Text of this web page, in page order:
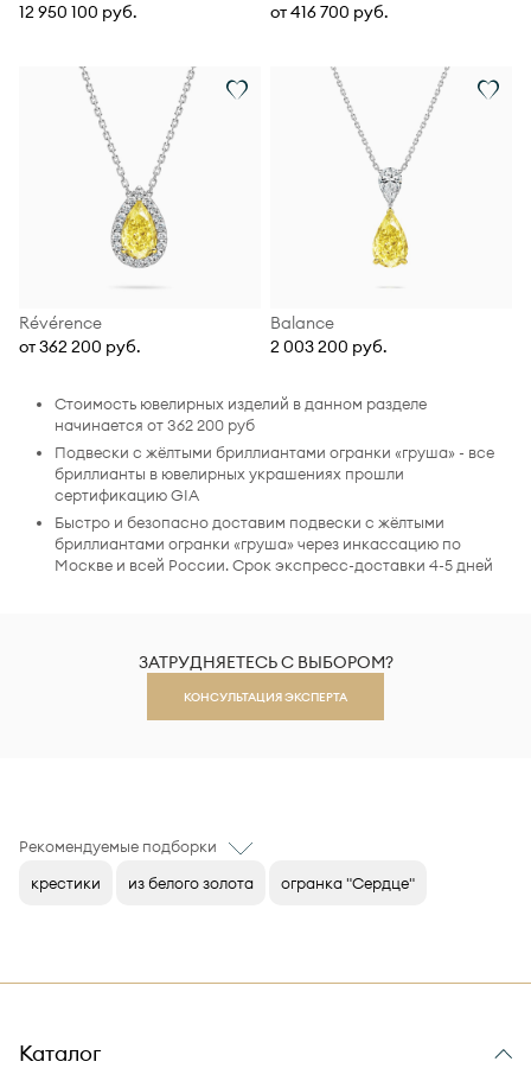
12 950 100 руб.
от 416 700 руб.
Révérence
от 362 200 руб.
Balance
2 003 200 руб.
Стоимость ювелирных изделий в данном разделе
начинается от 362 200 руб
Подвески с жёлтыми бриллиантами огранки «груша» - все
бриллианты в ювелирных украшениях прошли
сертификацию GIA
Быстро и безопасно доставим подвески с жёлтыми
бриллиантами огранки «груша» через инкассацию по
Москве и всей России. Срок экспресс-доставки 4-5 дней
ЗАТРУДНЯЕТЕСЬ С ВЫБОРОМ?
КОНСУЛЬТАЦИЯ ЭКСПЕРТА
Рекомендуемые подборки
крестики
из белого золота огранка "Сердце"
Каталог